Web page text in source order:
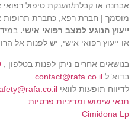
אבחנה או קבלת/הענקת טיפול
מוסמך | חברת רפא, כחברת תרופות
ייעוץ הנוגע למצב רפואי אישי.
או ייעוץ רפואי אישי, יש לפנות אל
בנושאים אחרים ניתן לפנות בטלפון ,
בדוא”ל contact@rafa.co.il
לדיווח תופעות לוואי
תנאי שימוש ומדיניות פרטיות
Cimidona Lp